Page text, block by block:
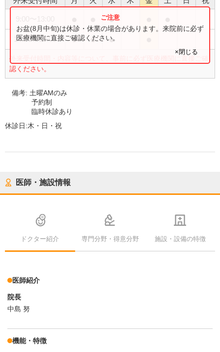
●
14:30〜19:00 ● ● ●
外来受付時間・内容等について、事前に必ず医療機関に直接ご確
認ください。
お盆(8月中旬)は休診・休業の場合があります。来院前に必ず
医療機関に直接ご確認ください。
×閉じる
備考: 土曜AMのみ
予約制
臨時休診あり
休診日:木・日・祝
医師・施設情報
ドクター紹介 専門分野・得意分野 施設・設備の特徴
医師紹介
院長
中島 努
機能・特徴